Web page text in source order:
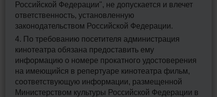
Российской Федерации", не допускается и влечет
ответственность, установленную
законодательством Российской Федерации.
4. По требованию посетителя администрация
кинотеатра обязана предоставить ему
информацию о номере прокатного удостоверения
на имеющийся в репертуаре кинотеатра фильм,
соответствующую информации, размещенной
Министерством культуры Российской Федерации в